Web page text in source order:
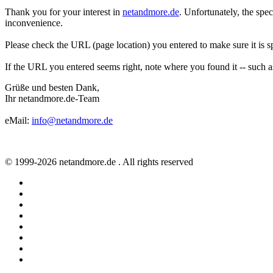
Thank you for your interest in netandmore.de. Unfortunately, the
inconvenience.
Please check the URL (page location) you entered to make sure it is
If the URL you entered seems right, note where you found it -- such
Grüße und besten Dank,
Ihr netandmore.de-Team
eMail: info@netandmore.de
© 1999-2026 netandmore.de . All rights reserved